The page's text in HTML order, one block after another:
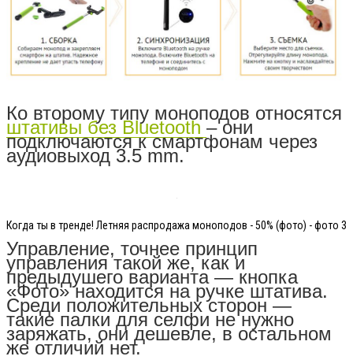
Ко второму типу моноподов относятся
штативы без Bluetooth– они
подключаются к смартфонам через
аудиовыход 3.5mm.
Когда ты в тренде! Летняя распродажа моноподов - 50% (фото) - фото 3
Управление, точнее принцип
управления такой же, как и
предыдушего варианта — кнопка
«Фото» находится на ручке штатива.
Среди положительных сторон —
такие палки для селфи не нужно
заряжать, они дешевле, в остальном
же отличий нет.